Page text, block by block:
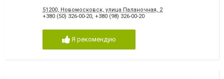
51200, Новомосковск, улица Паланочная, 2
+380 (50) 326-00-20, +380 (98) 326-00-20
Я рекомендую